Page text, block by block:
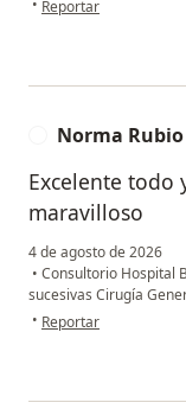
• Reportar
Norma Rubio
Excelente todo
maravilloso
4 de agosto de 2026
• Consultorio Hospital
sucesivas Cirugía
• en opinión del usuario
Reportar